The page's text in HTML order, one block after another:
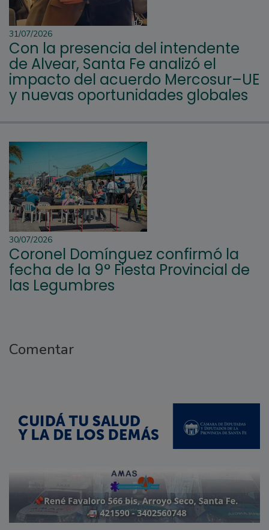
31/07/2026
Con la presencia del intendente
de Alvear, Santa Fe analizó el
impacto del acuerdo Mercosur–UE
y nuevas oportunidades globales
30/07/2026
Coronel Domínguez confirmó la
fecha de la 9° Fiesta Provincial de
las Legumbres
Comentar